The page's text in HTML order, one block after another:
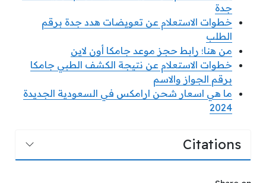
جدة
خطوات الاستعلام عن تعويضات هدد جدة برقم
الطلب
من هنا؛ رابط حجز موعد جامكا أون لاين
خطوات الاستعلام عن نتيجة الكشف الطبي جامكا
برقم الجواز والاسم
ما هي اسعار شحن ارامكس في السعودية الجديدة
2024
Citations